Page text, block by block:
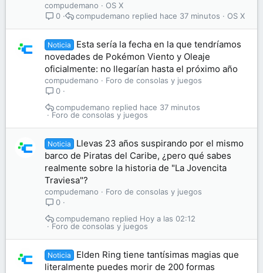
compudemano
OS X
0
OS X
hace 37 minutos
compudemano
Noticia
Esta sería la fecha en la que tendríamos
novedades de Pokémon Viento y Oleaje
oficialmente: no llegarían hasta el próximo año
compudemano
Foro de consolas y juegos
0
Foro de consolas y juegos
hace 37 minutos
compudemano
Noticia
Llevas 23 años suspirando por el mismo
barco de Piratas del Caribe, ¿pero qué sabes
realmente sobre la historia de "La Jovencita
Traviesa"?
compudemano
Foro de consolas y juegos
0
Foro de consolas y juegos
Hoy a las 02:12
compudemano
Noticia
Elden Ring tiene tantísimas magias que
literalmente puedes morir de 200 formas